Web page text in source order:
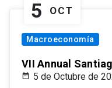
5 OCT
Macroeconomía
VII Annual
5 de Octubre de